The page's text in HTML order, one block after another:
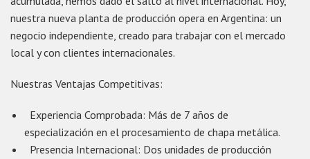
nuestra nueva planta de producción opera en Argentina: un
negocio independiente, creado para trabajar con el mercado
local y con clientes internacionales.
Nuestras Ventajas Competitivas:
Experiencia Comprobada: Más de 7 años de
especialización en el procesamiento de chapa metálica.
Presencia Internacional: Dos unidades de producción